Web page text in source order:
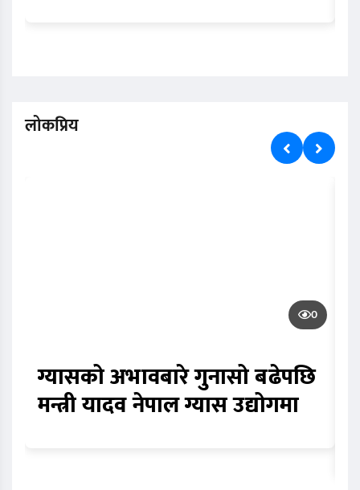
लोकप्रिय
0
ग्यासको अभावबारे गुनासो बढेपछि
मन्त्री यादव नेपाल ग्यास उद्योगमा